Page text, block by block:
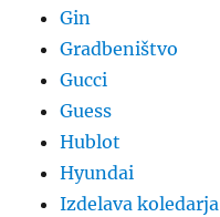
Gin
Gradbeništvo
Gucci
Guess
Hublot
Hyundai
Izdelava koledarja